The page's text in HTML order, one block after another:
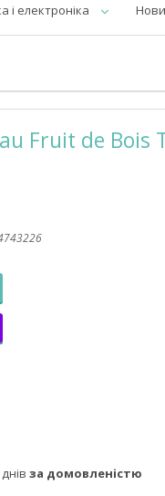
і електроніка
Fruit de Bois
за домовленістю